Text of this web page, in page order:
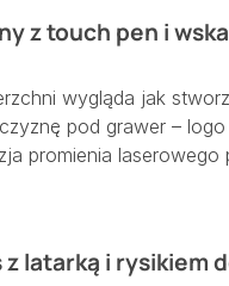
z touch pen i
wygląda jak
pod grawer –
promienia laserowego
latarką i rysikiem